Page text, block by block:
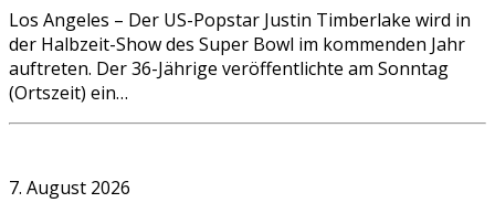
Los Angeles – Der US-Popstar Justin Timberlake wird in
der Halbzeit-Show des Super Bowl im kommenden Jahr
auftreten. Der 36-Jährige veröffentlichte am Sonntag
(Ortszeit) ein…
7. August 2026